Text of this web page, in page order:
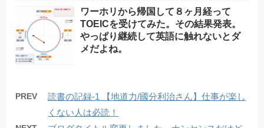
ワーホリから帰国して８ヶ月経って
TOEICを受けてみた。その結果発表。
やっぱり継続して英語に触れないとダ
メだよね。
PREV
読書の記録-1 【地道力/國分利治さん】仕事が楽し
くない人は必読！